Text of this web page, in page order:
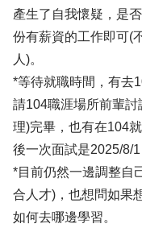
產生了自我懷疑，是
份有薪資的工作即可(
人)。
*等待就職時間，有去
請104職涯場所前輩
理)完畢，也有在104
後一次面試是2025/8/1
*目前仍然一邊調整自
合人才)，也想問如果
如何去哪邊學習。